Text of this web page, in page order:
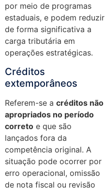
por meio de programas
estaduais, e podem reduzir
de forma significativa a
carga tributária em
operações estratégicas.
Créditos
extemporâneos
Referem-se a créditos não
apropriados no período
correto e que são
lançados fora da
competência original. A
situação pode ocorrer por
erro operacional, omissão
de nota fiscal ou revisão